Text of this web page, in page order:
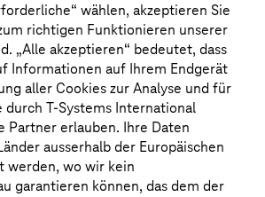
Rundumschutz für Ihr
Netzwerke und IT-
wählen, akzeptieren Sie
richtigen Funktionieren unserer
„Alle akzeptieren“ bedeutet, dass
Informationen auf Ihrem Endgerät
aller Cookies zur Analyse und für
durchT-Systems International
Partner erlauben. Ihre Daten
ausserhalb der Europäischen
werden, wo wir kein
garantieren können, das dem der